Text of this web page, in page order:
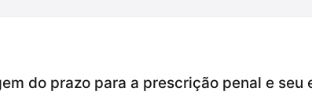
do prazo para a prescrição penal e seu